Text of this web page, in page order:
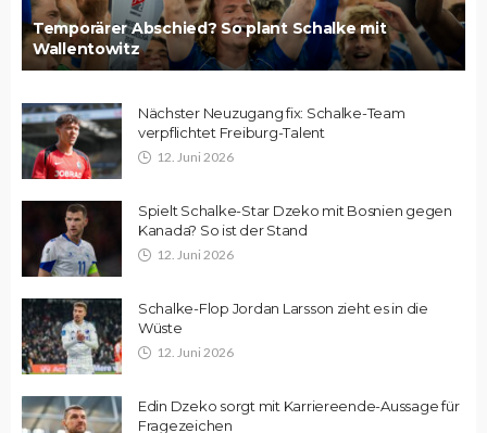
Temporärer Abschied? So plant Schalke mit
Wallentowitz
Nächster Neuzugang fix: Schalke-Team
verpflichtet Freiburg-Talent
12. Juni 2026
Spielt Schalke-Star Dzeko mit Bosnien gegen
Kanada? So ist der Stand
12. Juni 2026
Schalke-Flop Jordan Larsson zieht es in die
Wüste
12. Juni 2026
Edin Dzeko sorgt mit Karriereende-Aussage für
Fragezeichen